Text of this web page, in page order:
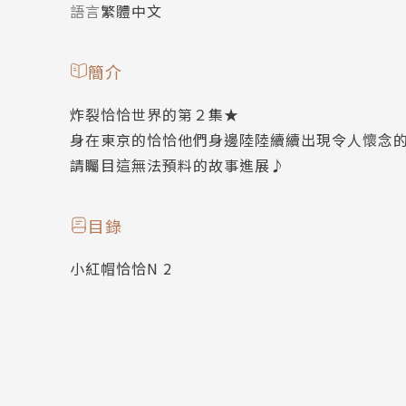
語言繁體中文
簡介
炸裂恰恰世界的第２集★
身在東京的恰恰他們身邊陸陸續續出現令人懷念
請矚目這無法預料的故事進展♪
目錄
小紅帽恰恰N 2